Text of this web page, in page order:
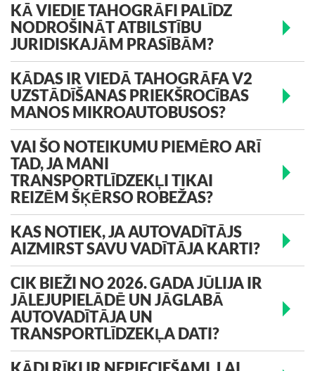
KĀ VIEDIE TAHOGRĀFI PALĪDZ
NODROŠINĀT ATBILSTĪBU
JURIDISKAJĀM PRASĪBĀM?
KĀDAS IR VIEDĀ TAHOGRĀFA V2
UZSTĀDĪŠANAS PRIEKŠROCĪBAS
MANOS MIKROAUTOBUSOS?
VAI ŠO NOTEIKUMU PIEMĒRO ARĪ
TAD, JA MANI
TRANSPORTLĪDZEKĻI TIKAI
REIZĒM ŠĶĒRSO ROBEŽAS?
KAS NOTIEK, JA AUTOVADĪTĀJS
AIZMIRST SAVU VADĪTĀJA KARTI?
CIK BIEŽI NO 2026. GADA JŪLIJA IR
JĀLEJUPIELĀDĒ UN JĀGLABĀ
AUTOVADĪTĀJA UN
TRANSPORTLĪDZEKĻA DATI?